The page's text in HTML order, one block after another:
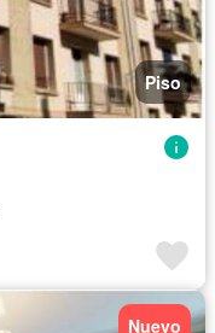
Piso
Nuevo